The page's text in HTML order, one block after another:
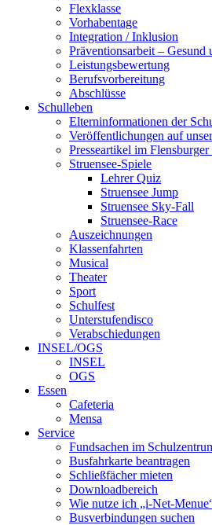
Flexklasse
Vorhabentage
Integration / Inklusion
Präventionsarbeit – Gesund
Leistungsbewertung
Berufsvorbereitung
Abschlüsse
Schulleben
Elterninformationen der
Veröffentlichungen auf
Presseartikel im Flensburger
Struensee-Spiele
Lehrer Quiz
Struensee Jump
Struensee Sky-Fall
Struensee-Race
Auszeichnungen
Klassenfahrten
Musical
Theater
Sport
Schulfest
Unterstufendisco
Verabschiedungen
INSEL/OGS
INSEL
OGS
Essen
Cafeteria
Mensa
Service
Fundsachen im
Busfahrkarte beantragen
Schließfächer mieten
Downloadbereich
Wie nutze ich „i-Net-
Busverbindungen suchen